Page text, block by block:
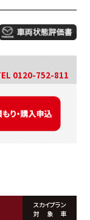
0120-752-811
スカイプラン
対象車